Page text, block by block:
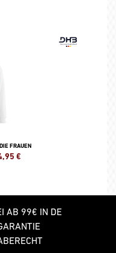
FRAUEN
€
AB 99€ IN DE